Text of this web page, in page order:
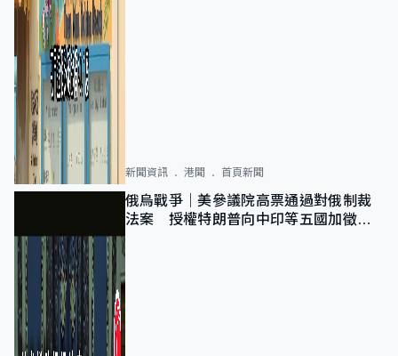
新聞資訊 港聞 首頁新聞
俄烏戰爭｜美參議院高票通過對俄制裁
法案 授權特朗普向中印等五國加徵
100%關稅